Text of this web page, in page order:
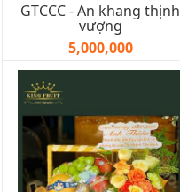
GTCCC - An khang thịnh
vượng
5,000,000